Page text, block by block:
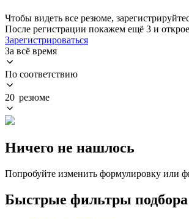
Чтобы видеть все резюме,
После регистрации покажем ещё 3 и
Зарегистрироваться
За всё время
По соответствию
20 резюме
Ничего не нашлось
Попробуйте изменить формулировку или
Быстрые фильтры